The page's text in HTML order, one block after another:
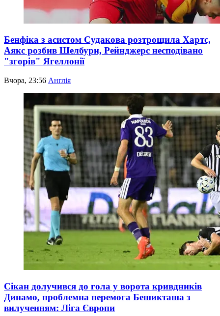
Бенфіка з асистом Судакова розтрощила Хартс,
Аякс розбив Шелбурн, Рейнджерс несподівано
"згорів" Ягеллонії
Вчора, 23:56 Англія
Сікан долучився до гола у ворота кривдників
Динамо, проблемна перемога Бешикташа з
вилученням: Ліга Європи